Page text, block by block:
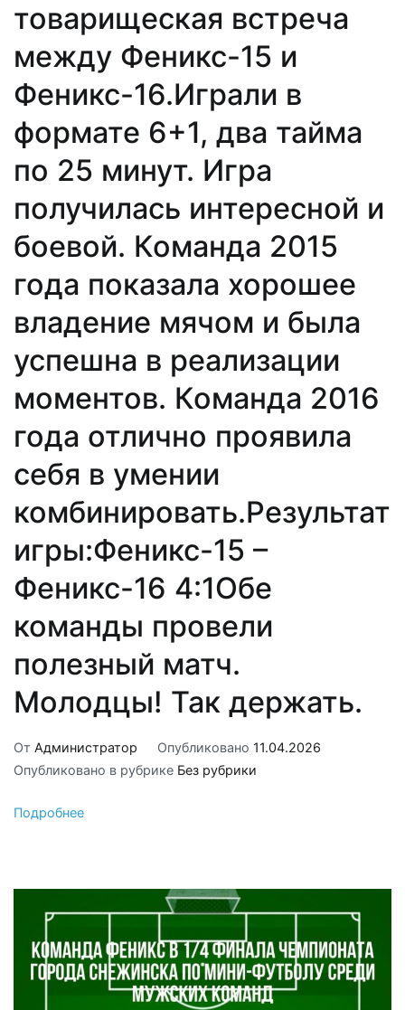
товарищеская встреча
между Феникс-15 и
Феникс-16.Играли в
формате 6+1, два тайма
по 25 минут. Игра
получилась интересной и
боевой. Команда 2015
года показала хорошее
владение мячом и была
успешна в реализации
моментов. Команда 2016
года отлично проявила
себя в умении
комбинировать.Результат
игры:Феникс-15 –
Феникс-16 4:1Обе
команды провели
полезный матч.
Молодцы! Так держать.
От Администратор Опубликовано 11.04.2026
Опубликовано в рубрике Без рубрики
Подробнее